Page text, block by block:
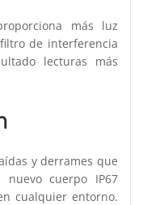
más luz
de interferencia
lecturas más
y derrames que
cuerpo IP67
cualquier entorno.